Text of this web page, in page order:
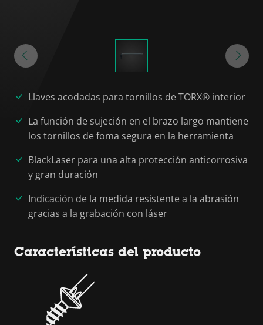
Llaves acodadas para tornillos de TORX® interior
La función de sujeción en el brazo largo mantiene
los tornillos de foma segura en la herramienta
BlackLaser para una alta protección anticorrosiva
y gran duración
Indicación de la medida resistente a la abrasión
gracias a la grabación con láser
Características del producto